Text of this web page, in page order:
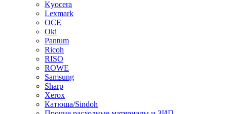
Kyocera
Lexmark
OCE
Oki
Pantum
Ricoh
RISO
ROWE
Samsung
Sharp
Xerox
Катюша/Sindoh